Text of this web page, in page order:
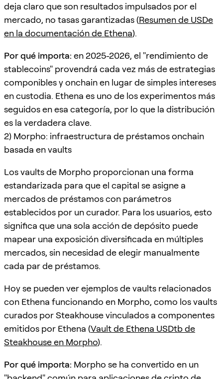
deja claro que son resultados impulsados por el
mercado, no tasas garantizadas (Resumen de USDe
en la documentación de Ethena).
Por qué importa: en 2025-2026, el "rendimiento de
stablecoins" provendrá cada vez más de estrategias
componibles y onchain en lugar de simples intereses
en custodia. Ethena es uno de los experimentos más
seguidos en esa categoría, por lo que la distribución
es la verdadera clave.
2) Morpho: infraestructura de préstamos onchain
basada en vaults
Los vaults de Morpho proporcionan una forma
estandarizada para que el capital se asigne a
mercados de préstamos con parámetros
establecidos por un curador. Para los usuarios, esto
significa que una sola acción de depósito puede
mapear una exposición diversificada en múltiples
mercados, sin necesidad de elegir manualmente
cada par de préstamos.
Hoy se pueden ver ejemplos de vaults relacionados
con Ethena funcionando en Morpho, como los vaults
curados por Steakhouse vinculados a componentes
emitidos por Ethena (Vault de Ethena USDtb de
Steakhouse en Morpho).
Por qué importa: Morpho se ha convertido en un